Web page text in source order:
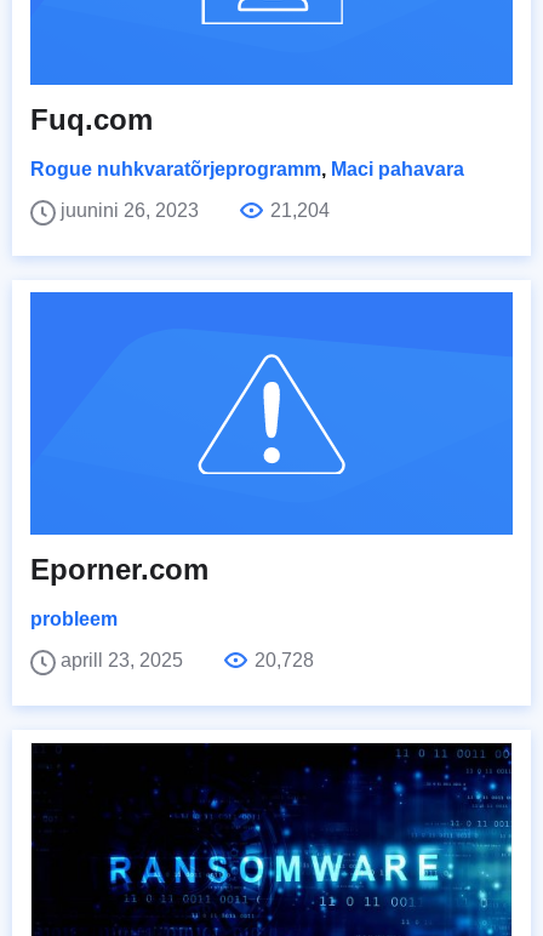
Fuq.com
Rogue nuhkvaratõrjeprogramm, Maci pahavara
juunini 26, 2023
21,204
Eporner.com
probleem
aprill 23, 2025
20,728